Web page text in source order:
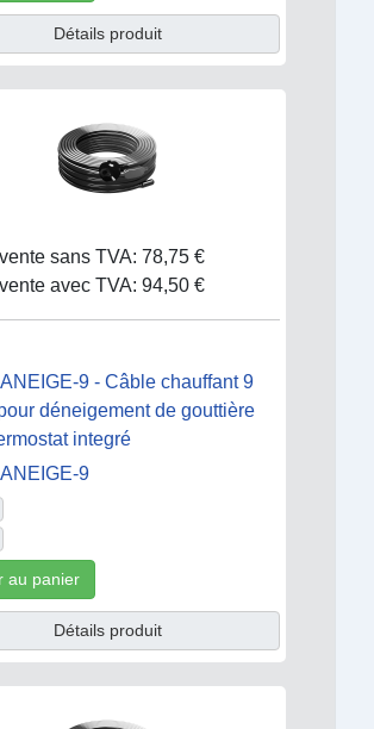
Détails produit
sans TVA: 78,75 €
avec TVA: 94,50 €
9 - Câble chauffant 9
déneigement de gouttière
integré
9
au panier
Détails produit